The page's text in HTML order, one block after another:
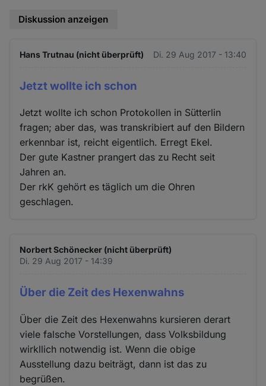
Diskussion anzeigen
Hans Trutnau (nicht überprüft) Di. 29 Aug 2017 - 13:40
Jetzt wollte ich schon
Jetzt wollte ich schon Protokollen in Sütterlin
fragen; aber das, was transkribiert auf den Bildern
erkennbar ist, reicht eigentlich. Erregt Ekel.
Der gute Kastner prangert das zu Recht seit
Jahren an.
Der rkK gehört es täglich um die Ohren
geschlagen.
Norbert Schönecker (nicht überprüft)
Di. 29 Aug 2017 - 14:39
Über die Zeit des Hexenwahns
Über die Zeit des Hexenwahns kursieren derart
viele falsche Vorstellungen, dass Volksbildung
wirkllich notwendig ist. Wenn die obige
Ausstellung dazu beiträgt, dann ist das zu
begrüßen.